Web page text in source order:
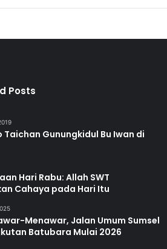
Posts
Taichan Gunungkidul Bu Iwan di
Hari Rabu: Allah SWT
Cahaya pada Hari Itu
Menawar, Jalan Umum Sumsel
Batubara Mulai 2026